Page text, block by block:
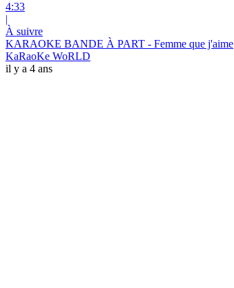
4:33
|
À suivre
KARAOKE BANDE À PART - Femme que j'aime
KaRaoKe WoRLD
il y a 4 ans